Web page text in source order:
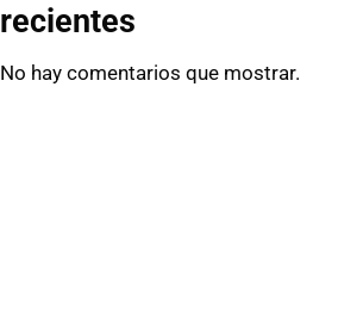
recientes
No hay comentarios que mostrar.